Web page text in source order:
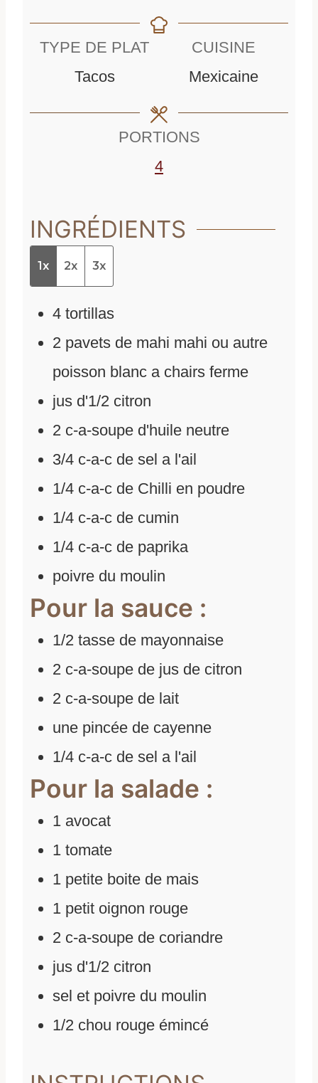
n
u
u
s
t
e
TYPE DE PLAT
Tacos
CUISINE
Mexicaine
PORTIONS
4
INGRÉDIENTS
1x 2x 3x
4 tortillas
2 pavets de mahi mahi ou autre
poisson blanc a chairs ferme
jus d'1/2 citron
2 c-a-soupe d'huile neutre
3/4 c-a-c de sel a l'ail
1/4 c-a-c de Chilli en poudre
1/4 c-a-c de cumin
1/4 c-a-c de paprika
poivre du moulin
Pour la sauce :
1/2 tasse de mayonnaise
2 c-a-soupe de jus de citron
2 c-a-soupe de lait
une pincée de cayenne
1/4 c-a-c de sel a l'ail
Pour la salade :
1 avocat
1 tomate
1 petite boite de mais
1 petit oignon rouge
2 c-a-soupe de coriandre
jus d'1/2 citron
sel et poivre du moulin
1/2 chou rouge émincé